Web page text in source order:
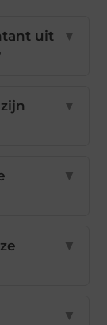
uit
▼
▼
▼
▼
▼